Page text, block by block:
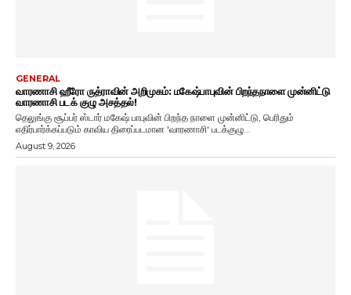
GENERAL
வாரணாசி ஹீரோ ருத்ராவின் அறிமுகம்: மகேஷ்பாபுவின் பிறந்தநாளை முன்னிட்டு
வாரணாசி படக் குழு அசத்தல்!
தெலுங்கு சூப்பர் ஸ்டார் மகேஷ் பாபுவின் பிறந்த நாளை முன்னிட்டு, பெரிதும்
எதிர்பார்க்கப்படும் காவிய திரைப்படமான 'வாரணாசி' படக்குழு...
August 9, 2026